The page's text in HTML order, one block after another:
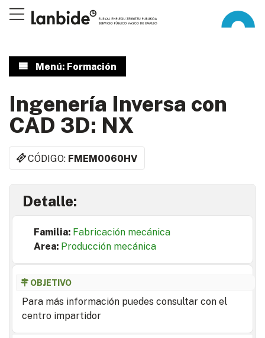
Menú: Formación
Ingenería Inversa con
CAD 3D: NX
CÓDIGO: FMEM0060HV
Detalle:
Familia: Fabricación mecánica
Area: Producción mecánica
OBJETIVO
Para más información puedes consultar con el
centro impartidor